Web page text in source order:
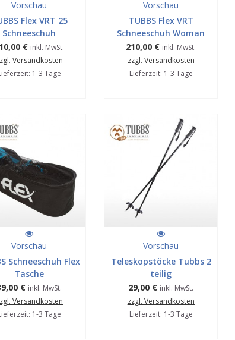
Vorschau
Flex VRT 25
Schneeschuh
€ inkl. MwSt.
Versandkosten
1-3 Tage
Vorschau
TUBBS Flex VRT
Schneeschuh Woman
210,00 € inkl. MwSt.
zzgl. Versandkosten
Lieferzeit: 1-3 Tage
Vorschau
Schneeschuh Flex
Tasche
€ inkl. MwSt.
Versandkosten
1-3 Tage
Vorschau
Teleskopstöcke Tubbs 2
teilig
29,00 € inkl. MwSt.
zzgl. Versandkosten
Lieferzeit: 1-3 Tage